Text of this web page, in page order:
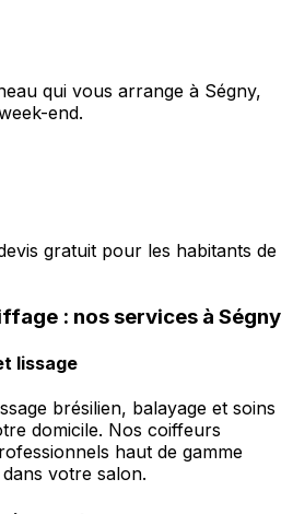
qui vous arrange à Ségny,
end.
gratuit pour les habitants de
: nos services à Ségny
lissage
brésilien, balayage et soins
domicile. Nos coiffeurs
haut de gamme
votre salon.